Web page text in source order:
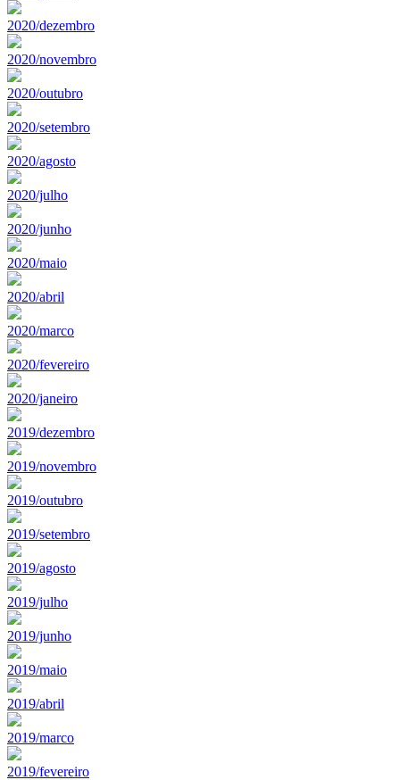
2020/dezembro
2020/novembro
2020/outubro
2020/setembro
2020/agosto
2020/julho
2020/junho
2020/maio
2020/abril
2020/marco
2020/fevereiro
2020/janeiro
2019/dezembro
2019/novembro
2019/outubro
2019/setembro
2019/agosto
2019/julho
2019/junho
2019/maio
2019/abril
2019/marco
2019/fevereiro